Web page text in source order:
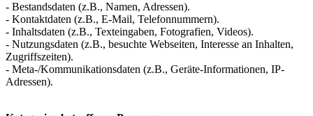
- Bestandsdaten (z.B., Namen, Adressen).
- Kontaktdaten (z.B., E-Mail, Telefonnummern).
- Inhaltsdaten (z.B., Texteingaben, Fotografien, Videos).
- Nutzungsdaten (z.B., besuchte Webseiten, Interesse an Inhalten,
Zugriffszeiten).
- Meta-/Kommunikationsdaten (z.B., Geräte-Informationen, IP-
Adressen).